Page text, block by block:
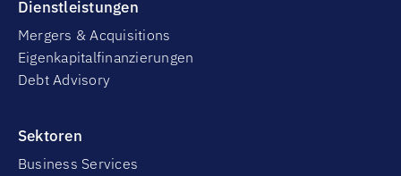
Dienstleistungen
Mergers & Acquisitions
Eigenkapitalfinanzierungen
Debt Advisory
Sektoren
Business Services